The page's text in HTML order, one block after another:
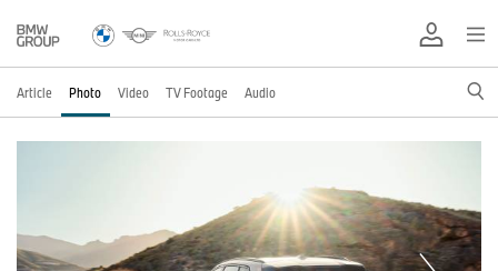
Article Photo Video TV Footage Audio